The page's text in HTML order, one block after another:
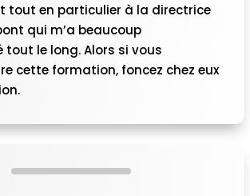
tout en particulier à la directrice
qui m’a beaucoup
le long. Alors si vous
cette formation, foncez chez eux